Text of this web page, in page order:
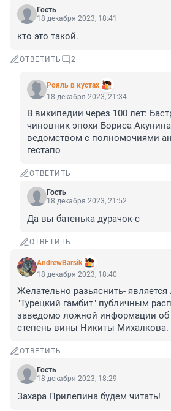
Гость
18 декабря 2023, 18:41
кто это такой.
ОТВЕТИТЬ 2
Рояль в кустах
18 декабря 2023, 21:34
В википедии через 100 лет:
чиновник эпохи Бориса
ведомством с полномочиями
гестапо
ОТВЕТИТЬ
Гость
18 декабря 2023, 21:52
Да вы батенька дурачок-с
ОТВЕТИТЬ
AndrewBarsik
18 декабря 2023, 18:40
Желательно разьяснить-
"Турецкий гамбит" публичным
заведомо ложной информации об
степень вины Никиты Михалкова.
ОТВЕТИТЬ
Гость
18 декабря 2023, 18:29
Захара Прилепина будем читать!